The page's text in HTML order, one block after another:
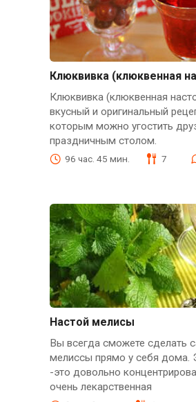
Клюквивка (клюквенная
Клюквивка (клюквенная
вкусный и оригинальный
которым можно угостить
праздничным столом.
96 час. 45 мин. 7
Настой мелисы
Вы всегда сможете сделать
мелиссы прямо у себя дома.
-это довольно
очень лекарственная